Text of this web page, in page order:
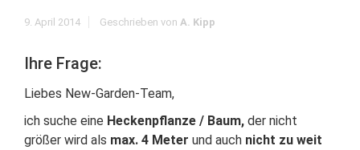
9. April 2014 Geschrieben von A. Kipp
Ihre Frage:
Liebes New-Garden-Team,
ich suche eine Heckenpflanze / Baum, der nicht
größer wird als max. 4 Meter und auch nicht zu weit